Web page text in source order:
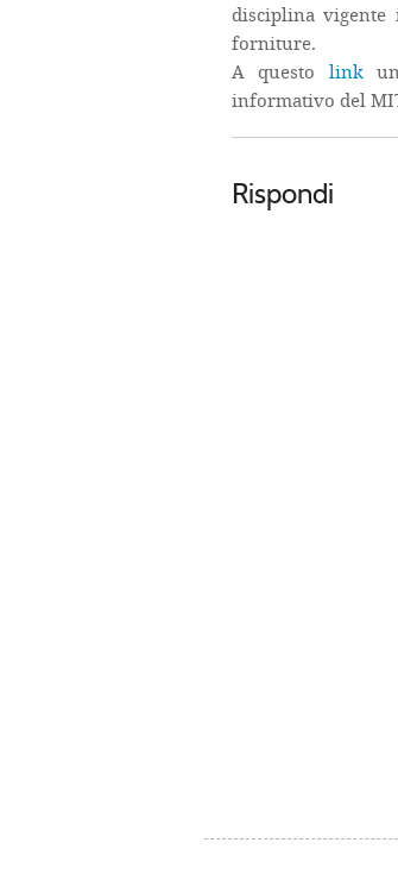
disciplina
forniture.
A questo link
informativo del
Rispondi